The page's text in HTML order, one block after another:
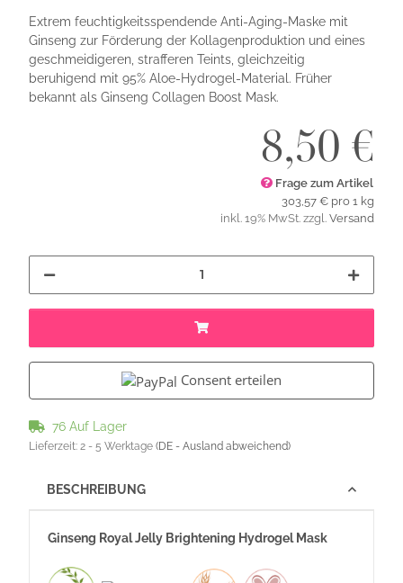
Extrem feuchtigkeitsspendende Anti-Aging-Maske mit
Ginseng zur Förderung der Kollagenproduktion und eines
geschmeidigeren, strafferen Teints, gleichzeitig
beruhigend mit 95% Aloe-Hydrogel-Material. Früher
bekannt als Ginseng Collagen Boost Mask.
8,50 €
Frage zum Artikel
303,57 € pro 1 kg
inkl. 19% MwSt. zzgl. Versand
Consent erteilen
76 Auf Lager
Lieferzeit: 2 - 5 Werktage (DE - Ausland abweichend)
BESCHREIBUNG
Ginseng Royal Jelly Brightening Hydrogel Mask